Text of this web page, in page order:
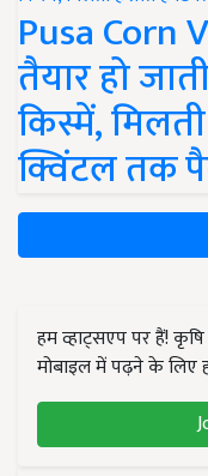
Pusa
तैयार हो
किस्में,
क्विंटल तक
हम व्हाट्सएप पर हैं!
मोबाइल में पढ़ने के लिए